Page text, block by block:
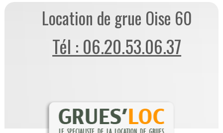
Location de grue Oise 60
Tél : 06.20.53.06.37